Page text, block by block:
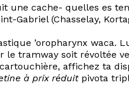
une cache- quelles es
Gabriel (Chasselay,
’oropharynx
le tramway soit révoltée
affichez ta
à prix réduitpivota